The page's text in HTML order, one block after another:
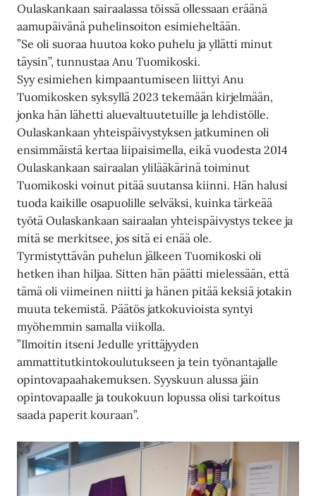
Oulaskankaan sairaalassa töissä ollessaan eräänä
aamupäivänä puhelinsoiton esimieheltään.
”Se oli suoraa huutoa koko puhelu ja yllätti minut
täysin”, tunnustaa Anu Tuomikoski.
Syy esimiehen kimpaantumiseen liittyi Anu
Tuomikosken syksyllä 2023 tekemään kirjelmään,
jonka hän lähetti aluevaltuutetuille ja lehdistölle.
Oulaskankaan yhteispäivystyksen jatkuminen oli
ensimmäistä kertaa liipaisimella, eikä vuodesta 2014
Oulaskankaan sairaalan ylilääkärinä toiminut
Tuomikoski voinut pitää suutansa kiinni. Hän halusi
tuoda kaikille osapuolille selväksi, kuinka tärkeää
työtä Oulaskankaan sairaalan yhteispäivystys tekee ja
mitä se merkitsee, jos sitä ei enää ole.
Tyrmistyttävän puhelun jälkeen Tuomikoski oli
hetken ihan hiljaa. Sitten hän päätti mielessään, että
tämä oli viimeinen niitti ja hänen pitää keksiä jotakin
muuta tekemistä. Päätös jatkokuvioista syntyi
myöhemmin samalla viikolla.
”Ilmoitin itseni Jedulle yrittäjyyden
ammattitutkintokoulutukseen ja tein työnantajalle
opintovapaahakemuksen. Syyskuun alussa jäin
opintovapaalle ja toukokuun lopussa olisi tarkoitus
saada paperit kouraan”.